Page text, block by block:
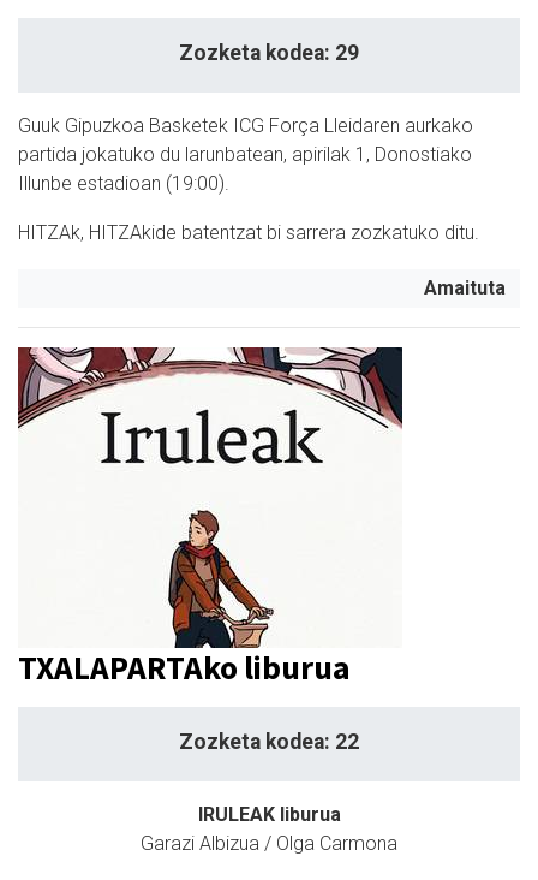
Zozketa kodea: 29
Guuk Gipuzkoa Basketek ICG Força Lleidaren aurkako
partida jokatuko du larunbatean, apirilak 1, Donostiako
Illunbe estadioan (19:00).
HITZAk, HITZAkide batentzat bi sarrera zozkatuko ditu.
Amaituta
TXALAPARTAko liburua
Zozketa kodea: 22
IRULEAK liburua
Garazi Albizua / Olga Carmona